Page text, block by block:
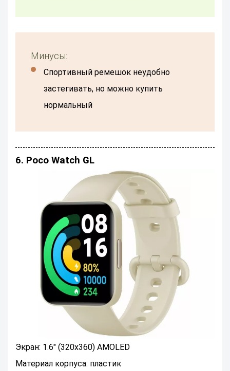
Минусы:
Спортивный ремешок неудобно
застегивать, но можно купить
нормальный
6. Poco Watch GL
Экран: 1.6" (320x360) AMOLED
Материал корпуса: пластик